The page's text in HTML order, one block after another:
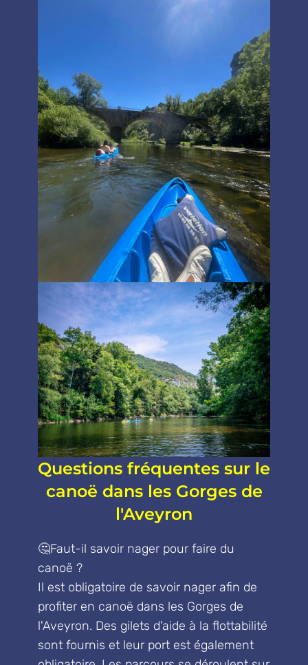
Questions fréquentes sur le
canoë dans les Gorges de
l'Aveyron
🤔Faut-il savoir nager pour faire du
canoë ?
Il est obligatoire de savoir nager afin de
profiter en canoë dans les Gorges de
l'Aveyron. Des gilets d'aide à la flottabilité
sont fournis et leur port est également